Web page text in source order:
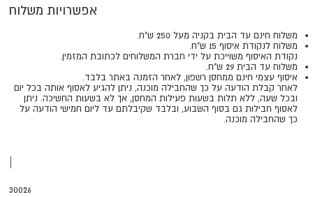
אפשרויות משלוח
משלוח חינם עד הבית בקניה מעל 250 ש"ח.
משלוח לנקודת איסוף 15 ש"ח.
נקודת האיסוף משוייכת על ידי חברת המשלוחים לכתובת המזמין.
משלוח עד הבית 29 ש"ח.
איסוף עצמי חינם ממחסן רשפון, לאחר הזמנה באתר בלבד.
​​​​​​​לאחר קבלת הודעה על כך שהחבילה מוכנה, ניתן להגיע לאסוף אותה בכל יום
ובכל שעה, ללא תלות בשעות פעילות המחסן, אך לא בשעות החשיכה. ניתן
לאסוף חבילות גם בסוף השבוע, ובלבד שקיבלתם עד ליום חמישי הודעה על
כך שהחבילה מוכנה.
|
30026